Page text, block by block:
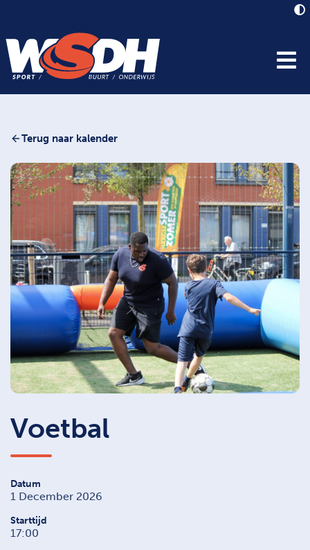
Terug naar kalender
Voetbal
Datum
1 December 2026
Starttijd
17:00